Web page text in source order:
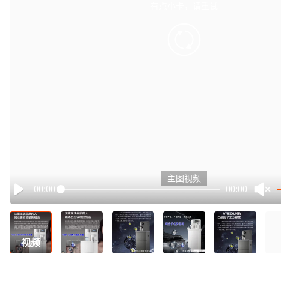
Play
00:00 00:00
主图视频
视频